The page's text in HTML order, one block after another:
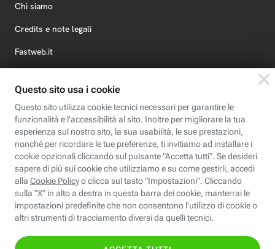
Chi siamo
Credits e note legali
Fastweb.it
Fastweb Digital Academy
STEP FuturAbility District
Insieme, siamo futuro